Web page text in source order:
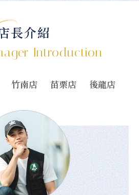
長介紹
Introduction
竹南店 苗栗店 後龍店